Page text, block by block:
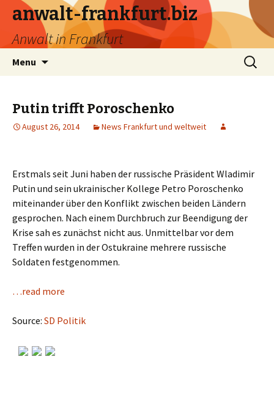
anwalt-frankfurt.biz
Anwalt in Frankfurt
Menu
Search
for:
Putin trifft Poroschenko
August 26, 2014 News Frankfurt und weltweit
Erstmals seit Juni haben der russische Präsident Wladimir
Putin und sein ukrainischer Kollege Petro Poroschenko
miteinander über den Konflikt zwischen beiden Ländern
gesprochen. Nach einem Durchbruch zur Beendigung der
Krise sah es zunächst nicht aus. Unmittelbar vor dem
Treffen wurden in der Ostukraine mehrere russische
Soldaten festgenommen.
…read more
Source: SD Politik